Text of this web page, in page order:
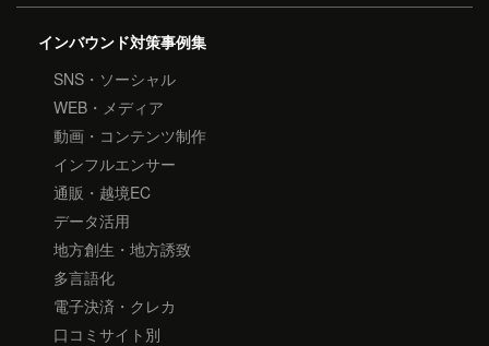
インバウンド対策事例集
SNS・ソーシャル
WEB・メディア
動画・コンテンツ制作
インフルエンサー
通販・越境EC
データ活用
地方創生・地方誘致
多言語化
電子決済・クレカ
口コミサイト別